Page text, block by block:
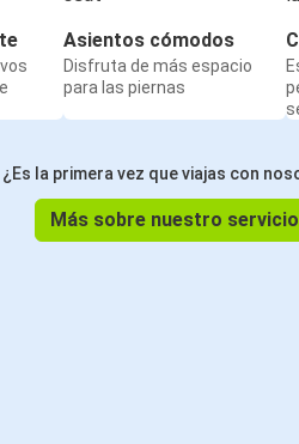
Asientos cómodos
Disfruta de más espacio
para las piernas
¿Es la primera vez que viajas con
Más sobre nuestro servicio